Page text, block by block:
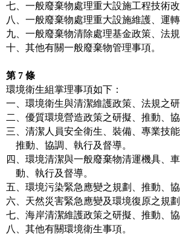
七、一般廢棄物處理重大設施工程技術
八、一般廢棄物處理重大設施維護、運
九、一般廢棄物清除處理基金政策、法
十、其他有關一般廢棄物管理事項。
第 7 條
環境衛生組掌理事項如下：
一、環境衛生與清潔維護政策、法規之
二、優質環境營造政策之研擬、推動、
三、清潔人員安全衛生、裝備、專業技
四、環境清潔與一般廢棄物清運機具、
五、環境污染緊急應變之規劃、推動、協
六、天然災害緊急應變及環境復原之規
七、海岸清潔維護政策之研擬、推動、協
八、其他有關環境衛生事項。